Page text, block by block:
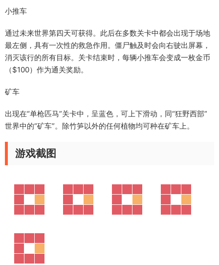
小推车
通过未来世界第四天可获得。此后在多数关卡中都会出现于场地
最左侧，具有一次性的救急作用。僵尸触及时会向右驶出屏幕，
消灭该行的所有目标。关卡结束时，每辆小推车会变成一枚金币
（$100）作为通关奖励。
矿车
出现在“单枪匹马”关卡中，呈蓝色，可上下滑动，同“狂野西部”
世界中的“矿车”。除竹笋以外的任何植物均可种在矿车上。
游戏截图